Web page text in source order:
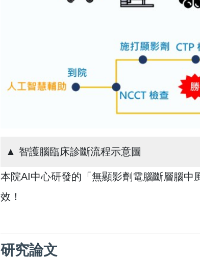
▲ 智護腦臨床診斷流程示意圖
本院AI中心研發的「無顯影劑電腦斷層腦
效！
研究論文